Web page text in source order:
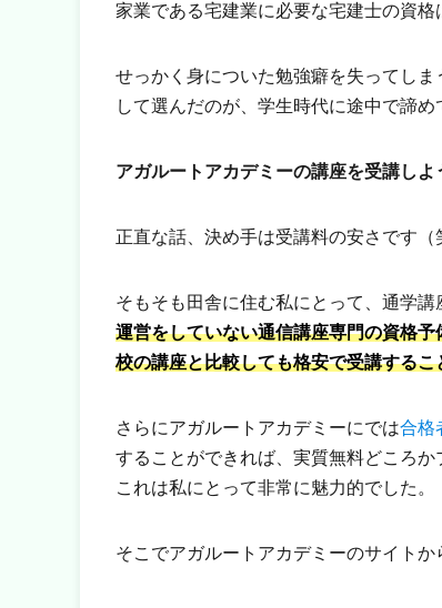
家業である宅建業に必要な宅建士の資
せっかく身についた勉強癖を失ってし
して選んだのが、学生時代に途中で諦
アガルートアカデミーの講座を受講し
正直な話、決め手は受講料の安さです（
そもそも田舎に住む私にとって、通学講
運営をしていない通信講座専門の資格
校の講座と比較しても格安で受講するこ
さらにアガルートアカデミーにでは合格
することができれば、実質無料どころか
これは私にとって非常に魅力的でした。
そこでアガルートアカデミーのサイト